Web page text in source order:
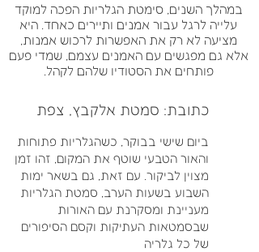
במהלך השנים, סימטת הגלריות הפכה למוקד
עלייה לרגל עבור אמנים ותיירים כאחד. היא
מציעה לא רק את האפשרות לרכוש אמנות,
אלא גם מפגשים עם האמנים עצמם, שמדי פעם
פותחים את הסטודיו שלהם לקהל.
כתובת: סמטת אלקבץ, צפת
ביום שישי בבוקר, כשהגלריות פתוחות
והאור הטבעי שוטף את המקום, זהו זמן
מצוין לביקור. עם זאת, גם בשאר ימות
השבוע בשעות הערב, סמטת הגלריות
מעניינת ומסקרנת עם האורות
שבסמטאות העתיקות וקסם הסיפורים
של כל גלריה